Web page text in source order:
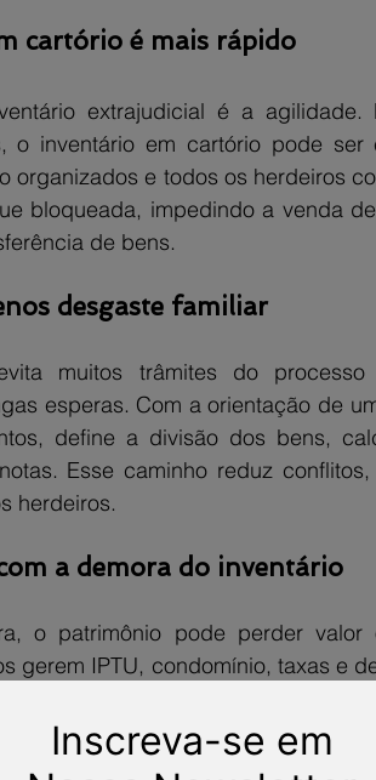
cartório é mais rápido
extrajudicial é a agilidade.
o inventário em cartório pode ser
organizados e todos os herdeiros
bloqueada, impedindo a venda
de bens.
desgaste familiar
muitos trâmites do
esperas. Com a orientação de
define a divisão dos bens,
Esse caminho reduz
herdeiros.
a demora do inventário
o patrimônio pode perder
gerem IPTU, condomínio, taxas e
impede a venda ou
que os herdeiros assumam
os bens antes que surjam